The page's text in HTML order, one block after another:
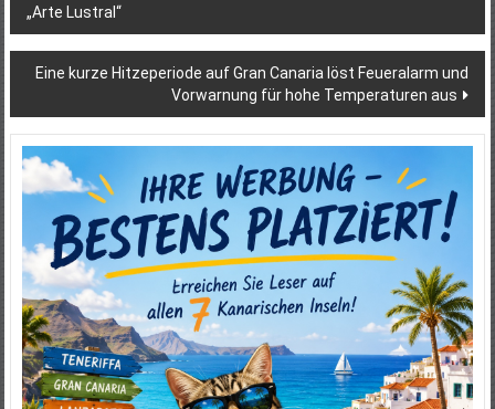
„Arte Lustral“
Eine kurze Hitzeperiode auf Gran Canaria löst Feueralarm und
Vorwarnung für hohe Temperaturen aus